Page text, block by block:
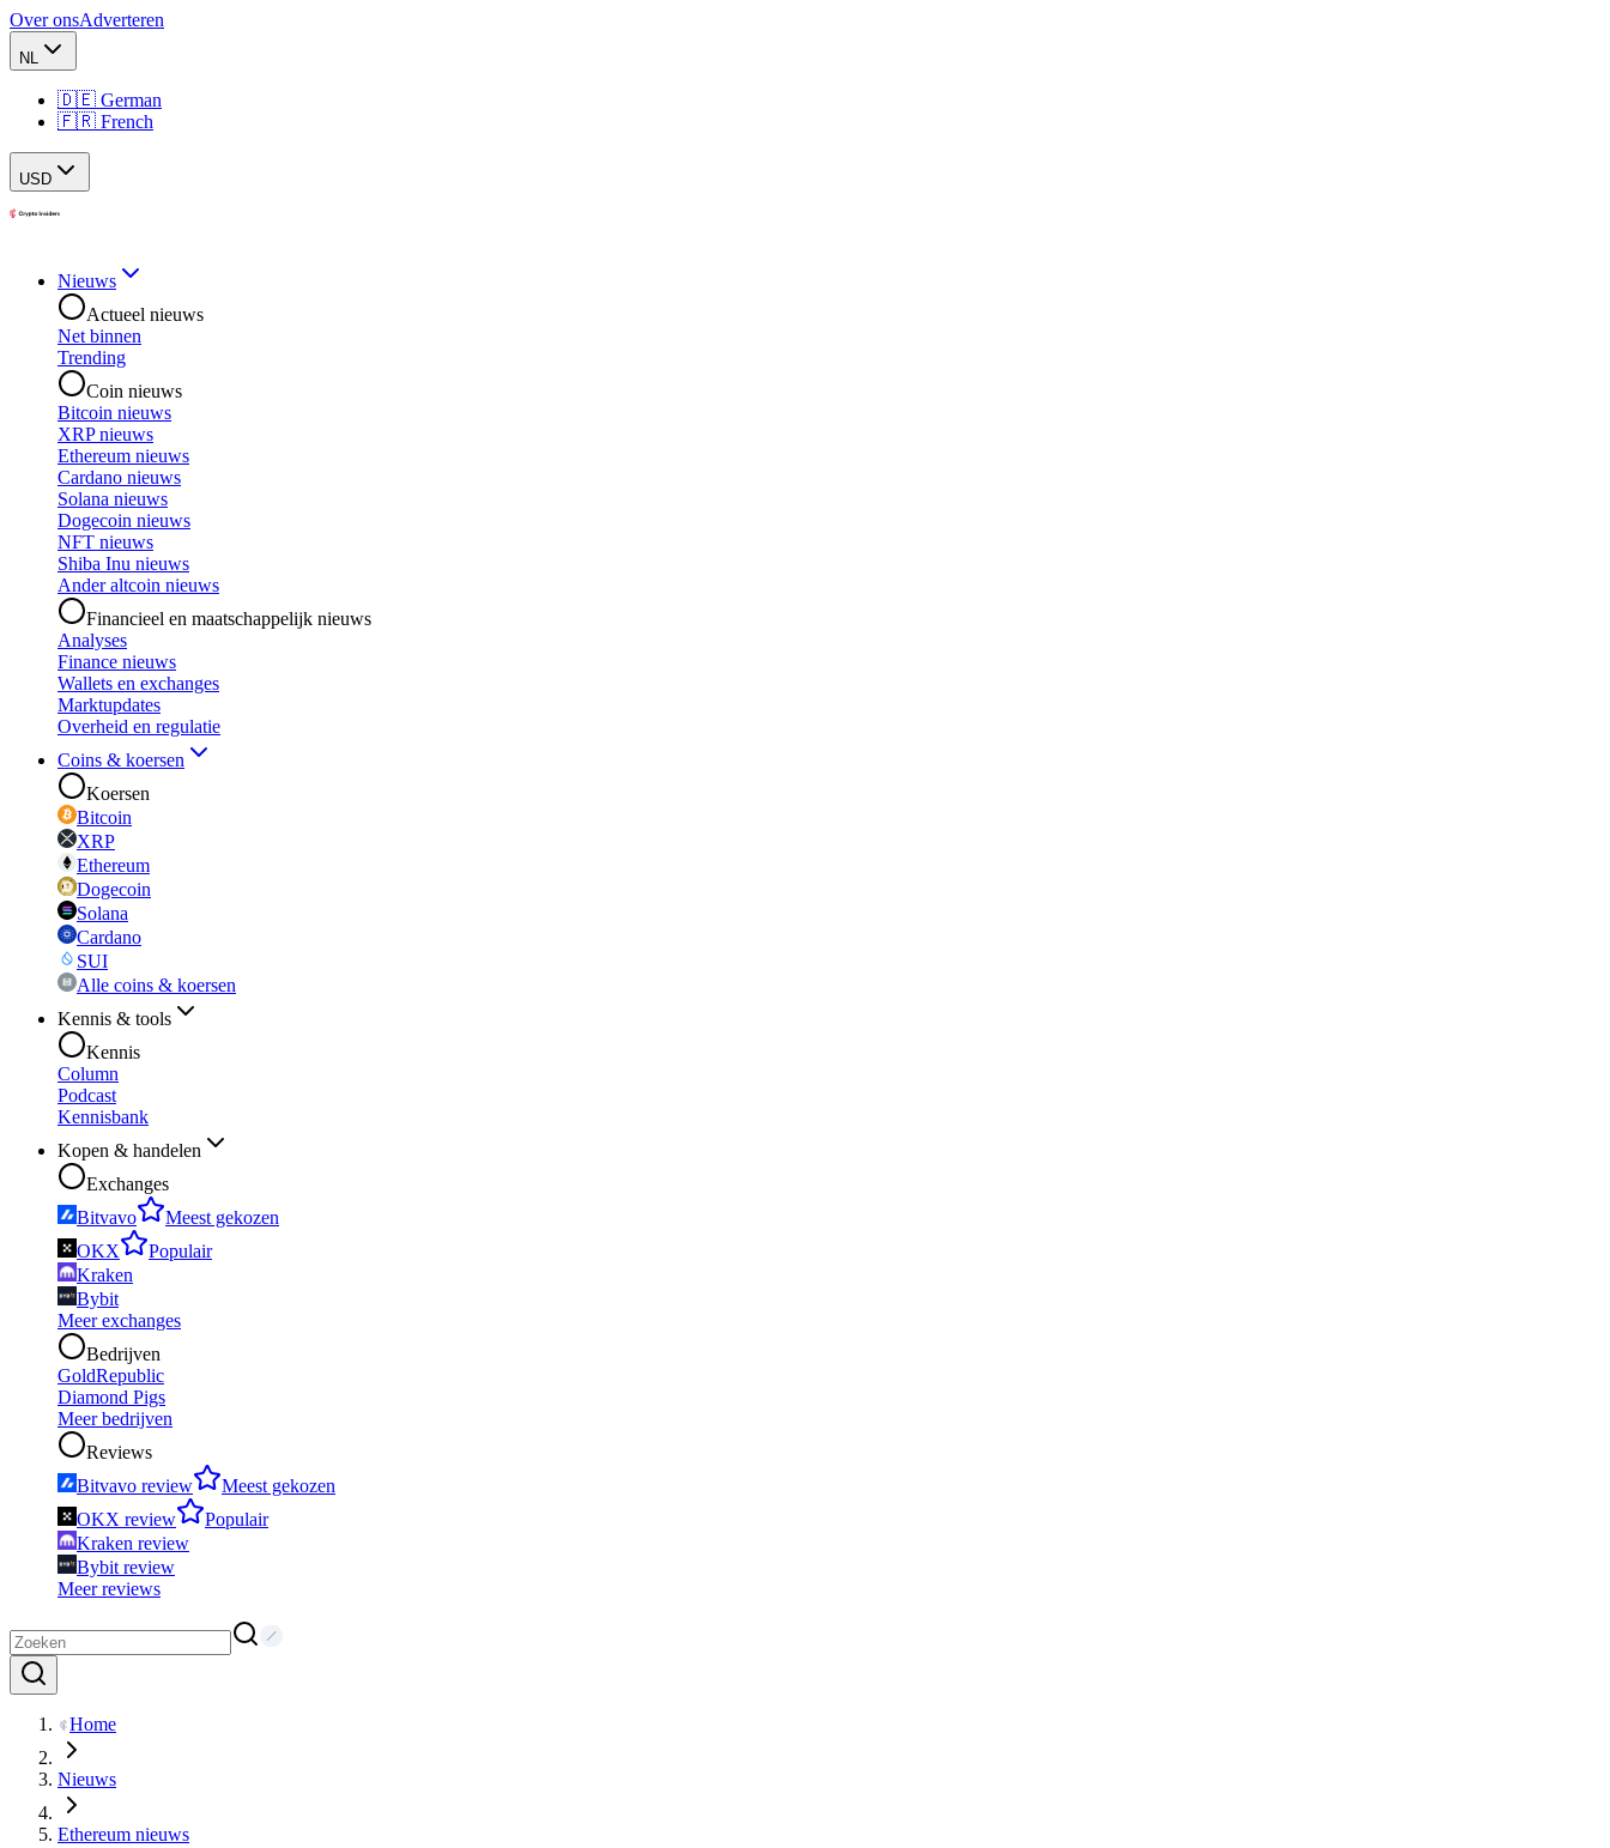
Over onsAdverteren
NL
🇩🇪 German
🇫🇷 French
USD
Nieuws
Actueel nieuws
Net binnen
Trending
Coin nieuws
Bitcoin nieuws
XRP nieuws
Ethereum nieuws
Cardano nieuws
Solana nieuws
Dogecoin nieuws
NFT nieuws
Shiba Inu nieuws
Ander altcoin nieuws
Financieel en maatschappelijk nieuws
Analyses
Finance nieuws
Wallets en exchanges
Marktupdates
Overheid en regulatie
Coins & koersen
Koersen
Bitcoin
XRP
Ethereum
Dogecoin
Solana
Cardano
SUI
Alle coins & koersen
Kennis & tools
Kennis
Column
Podcast
Kennisbank
Kopen & handelen
Exchanges
Bitvavo
Meest gekozen
OKX
Populair
Kraken
Bybit
Meer exchanges
Bedrijven
GoldRepublic
Diamond Pigs
Meer bedrijven
Reviews
Bitvavo review
Meest gekozen
OKX review
Populair
Kraken review
Bybit review
Meer reviews
Home
Nieuws
Ethereum nieuws